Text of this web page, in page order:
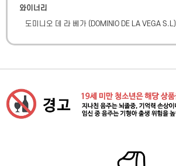
와이너리
도미니오 데 라 베가 ( DOMINIO DE LA VEGA S.L)